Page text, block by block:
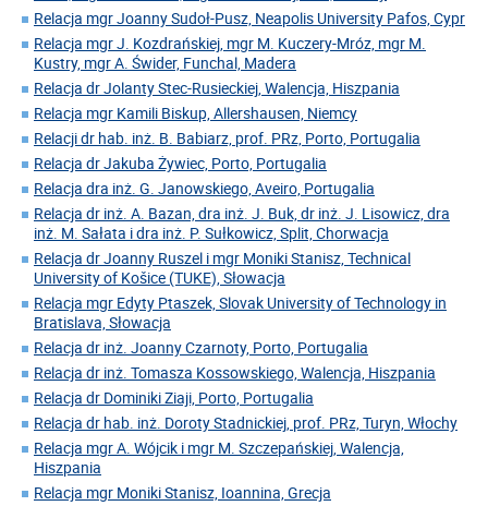
Relacja mgr Joanny Sudoł-Pusz, Neapolis University Pafos, Cypr
Relacja mgr J. Kozdrańskiej, mgr M. Kuczery-Mróz, mgr M.
Kustry, mgr A. Świder, Funchal, Madera
Relacja dr Jolanty Stec-Rusieckiej, Walencja, Hiszpania
Relacja mgr Kamili Biskup, Allershausen, Niemcy
Relacji dr hab. inż. B. Babiarz, prof. PRz, Porto, Portugalia
Relacja dr Jakuba Żywiec, Porto, Portugalia
Relacja dra inż. G. Janowskiego, Aveiro, Portugalia
Relacja dr inż. A. Bazan, dra inż. J. Buk, dr inż. J. Lisowicz, dra
inż. M. Sałata i dra inż. P. Sułkowicz, Split, Chorwacja
Relacja dr Joanny Ruszel i mgr Moniki Stanisz, Technical
University of Košice (TUKE), Słowacja
Relacja mgr Edyty Ptaszek, Slovak University of Technology in
Bratislava, Słowacja
Relacja dr inż. Joanny Czarnoty, Porto, Portugalia
Relacja dr inż. Tomasza Kossowskiego, Walencja, Hiszpania
Relacja dr Dominiki Ziaji, Porto, Portugalia
Relacja dr hab. inż. Doroty Stadnickiej, prof. PRz, Turyn, Włochy
Relacja mgr A. Wójcik i mgr M. Szczepańskiej, Walencja,
Hiszpania
Relacja mgr Moniki Stanisz, Ioannina, Grecja